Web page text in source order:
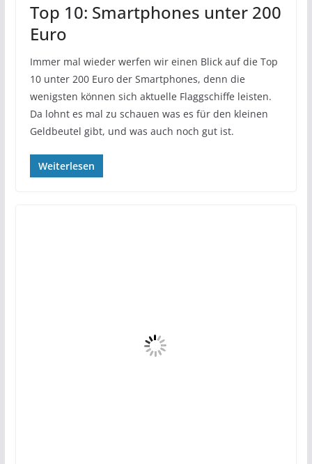
Top 10: Smartphones unter 200
Euro
Immer mal wieder werfen wir einen Blick auf die Top
10 unter 200 Euro der Smartphones, denn die
wenigsten können sich aktuelle Flaggschiffe leisten.
Da lohnt es mal zu schauen was es für den kleinen
Geldbeutel gibt, und was auch noch gut ist.
Weiterlesen